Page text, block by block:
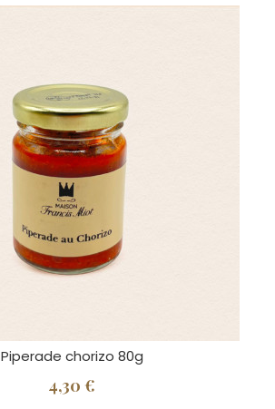
Piperade chorizo 80g
4,30 €